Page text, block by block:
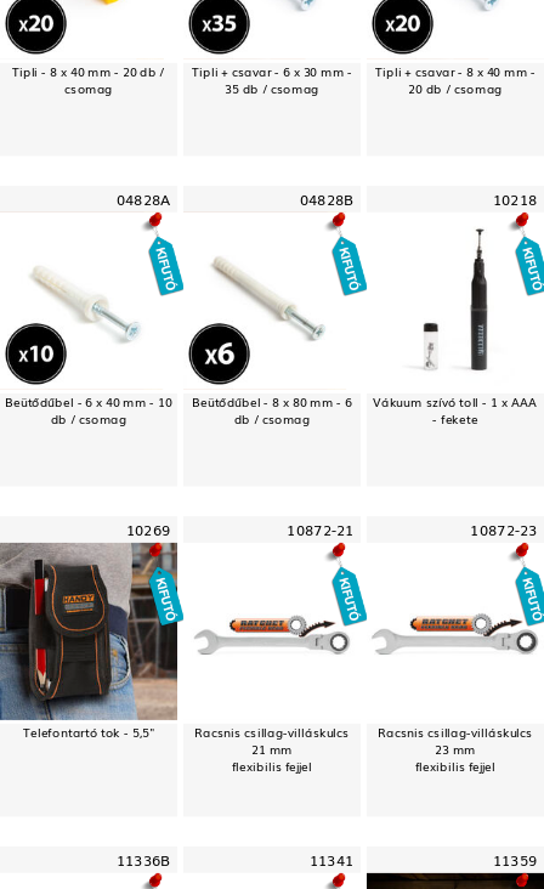
Tipli - 8 x 40 mm - 20 db /
csomag
Tipli + csavar - 6 x 30 mm -
35 db / csomag
Tipli + csavar - 8 x 40 mm -
20 db / csomag
04828A
Beütődűbel - 6 x 40 mm - 10
db / csomag
04828B
Beütődűbel - 8 x 80 mm - 6
db / csomag
10218
Vákuum szívó toll - 1 x AAA
- fekete
10269
Telefontartó tok - 5,5"
10872-21
Racsnis csillag-villáskulcs
21 mm
flexibilis fejjel
10872-23
Racsnis csillag-villáskulcs
23 mm
flexibilis fejjel
11336B 11341 11359